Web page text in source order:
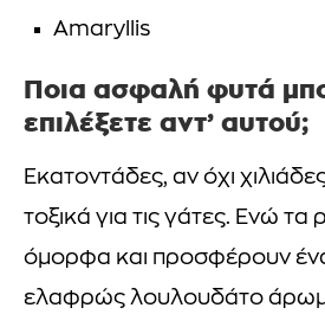
Amaryllis
Ποια ασφαλή φυτά
επιλέξετε αντ’ αυτού;
Εκατοντάδες, αν όχι
τοξικά για τις γάτες. Ενώ τα
όμορφα και προσφέρουν
ελαφρώς λουλουδάτο